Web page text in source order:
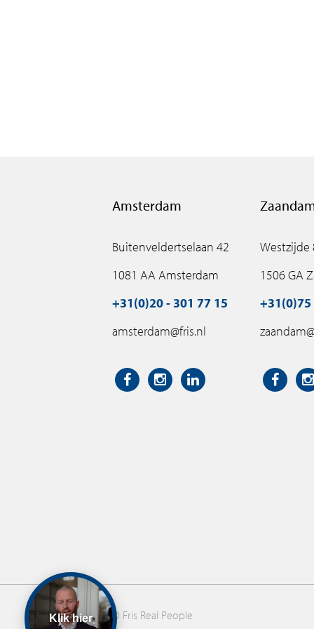
Amsterdam
Buitenveldertselaan 42
1081 AA Amsterdam
+31(0)20 - 301 77 15
amsterdam@fris.nl
Westzijde
1506 GA
+31(0)75
© Fris Real People
Klik hier